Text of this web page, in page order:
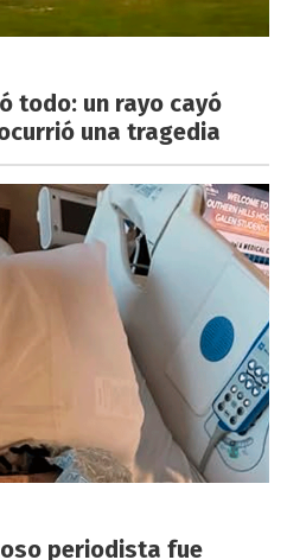
todo: un rayo cayó
una tragedia
periodista fue